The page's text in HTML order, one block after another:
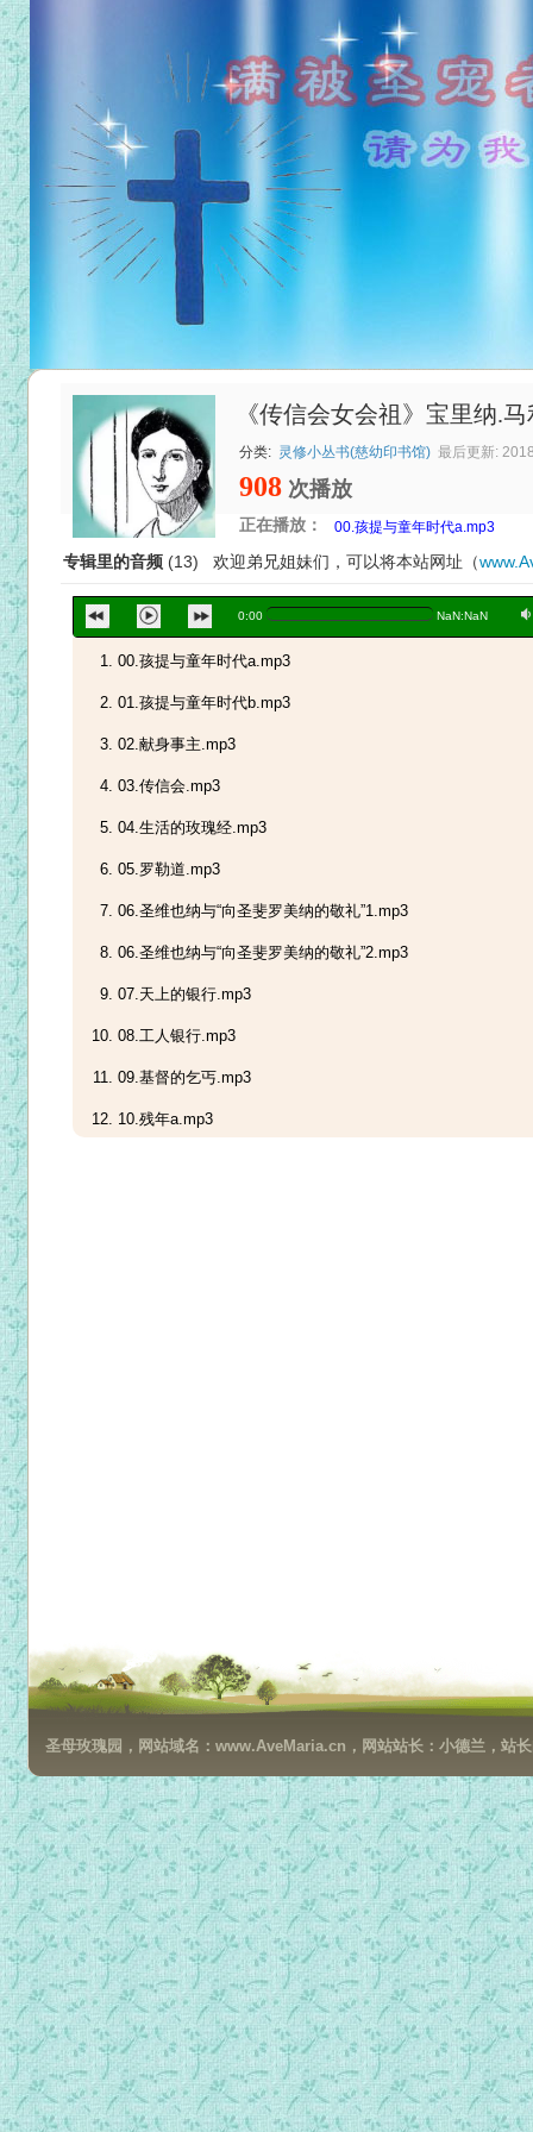
《传信会女会祖》宝里纳.
分类: 灵修小丛书(慈幼印书馆) 最后更新:
908 次播放
正在播放：
专辑里的音频 (13) 欢迎弟兄姐妹们，可以将本站网址（
0:00 NaN:NaN a
00.孩提与童年时代a.mp3
00.孩提与童年时代a.mp3
01.孩提与童年时代b.mp3
02.献身事主.mp3
03.传信会.mp3
04.生活的玫瑰经.mp3
05.罗勒道.mp3
06.圣维也纳与“向圣斐罗美纳的敬礼”1.mp3
06.圣维也纳与“向圣斐罗美纳的敬礼”2.mp3
07.天上的银行.mp3
08.工人银行.mp3
09.基督的乞丐.mp3
10.残年a.mp3
圣母玫瑰园，网站域名：www.AveMaria.cn，网站站长：小德兰，